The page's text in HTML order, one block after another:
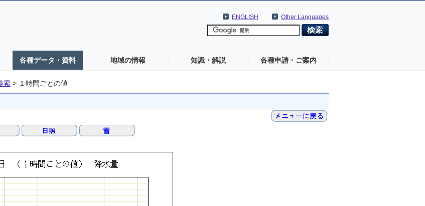
Other Languages
ENGLISH
各種データ・資料 地域の情報 知識・解説 各種申請・ご案内
索 > １時間ごとの値